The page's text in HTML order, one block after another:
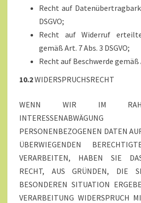
Recht auf
DSGVO;
Recht auf Widerruf
gemäß Art. 7 Abs. 3 DSGVO;
Recht auf Beschwerde gemäß
10.2WIDERSPRUCHSRECHT
WENN WIR IM
PERSONENBEZOGENEN DATEN
ÜBERWIEGENDEN
VERARBEITEN, HABEN SIE
RECHT, AUS GRÜNDEN, DIE
BESONDEREN SITUATION
VERARBEITUNG WIDERSPRUCH